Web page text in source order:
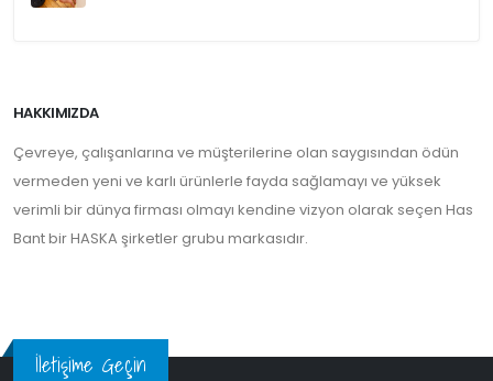
HAKKIMIZDA
Çevreye, çalışanlarına ve müşterilerine olan saygısından ödün
vermeden yeni ve karlı ürünlerle fayda sağlamayı ve yüksek
verimli bir dünya firması olmayı kendine vizyon olarak seçen Has
Bant bir HASKA şirketler grubu markasıdır.
İletişime Geçin